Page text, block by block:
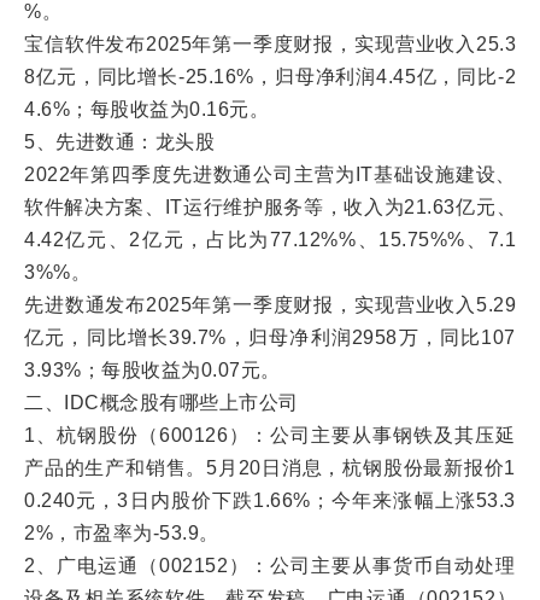
%。
宝信软件发布2025年第一季度财报，实现营业收入25.3
8亿元，同比增长-25.16%，归母净利润4.45亿，同比-2
4.6%；每股收益为0.16元。
5、先进数通：龙头股
2022年第四季度先进数通公司主营为IT基础设施建设、
软件解决方案、IT运行维护服务等，收入为21.63亿元、
4.42亿元、2亿元，占比为77.12%%、15.75%%、7.1
3%%。
先进数通发布2025年第一季度财报，实现营业收入5.29
亿元，同比增长39.7%，归母净利润2958万，同比107
3.93%；每股收益为0.07元。
二、IDC概念股有哪些上市公司
1、杭钢股份（600126）：公司主要从事钢铁及其压延
产品的生产和销售。5月20日消息，杭钢股份最新报价1
0.240元，3日内股价下跌1.66%；今年来涨幅上涨53.3
2%，市盈率为-53.9。
2、广电运通（002152）：公司主要从事货币自动处理